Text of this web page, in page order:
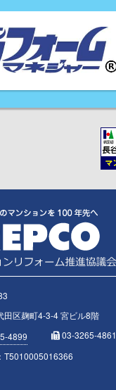
田区麹町4-3-4 宮ビル8階
4899
03-3265-4861
T5010005016366